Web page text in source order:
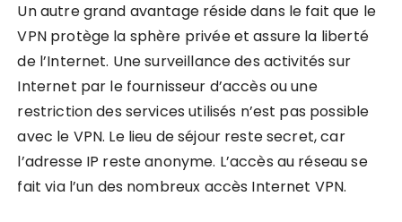
Un autre grand avantage réside dans le fait que le
VPN protège la sphère privée et assure la liberté
de l’Internet. Une surveillance des activités sur
Internet par le fournisseur d’accès ou une
restriction des services utilisés n’est pas possible
avec le VPN. Le lieu de séjour reste secret, car
l’adresse IP reste anonyme. L’accès au réseau se
fait via l’un des nombreux accès Internet VPN.